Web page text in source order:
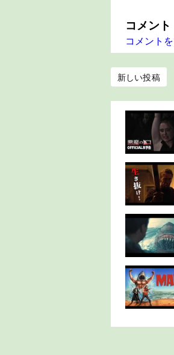
コメント
コメント
新しい投稿